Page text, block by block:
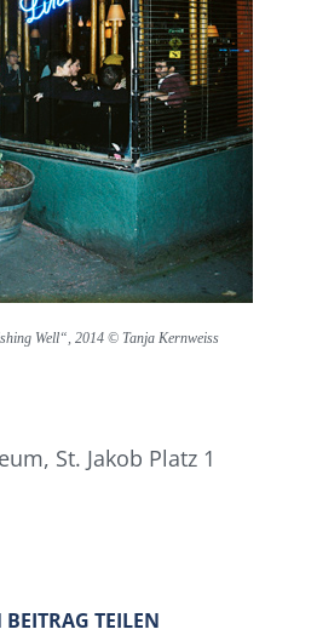
Well“, 2014 © Tanja Kernweiss
St. Jakob Platz 1
BEITRAG TEILEN